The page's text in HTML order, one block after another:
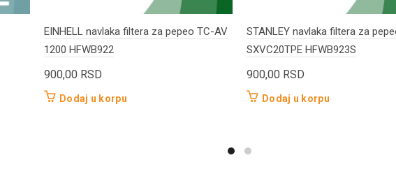
EINHELL navlaka filtera za pepeo TC-AV
1200 HFWB922
900,00 RSD
Dodaj u korpu
STANLEY navlaka filtera za
SXVC20TPE HFWB923S
900,00 RSD
Dodaj u korpu